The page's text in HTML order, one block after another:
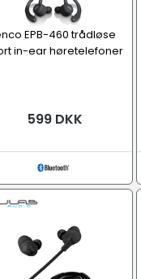
EPB-460 trådløse
in-ear høretelefoner
599 DKK